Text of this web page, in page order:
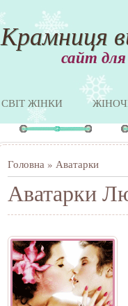
Крамниця
сайт
СВІТ ЖІНКИ
Головна » Аватарки
Аватарки